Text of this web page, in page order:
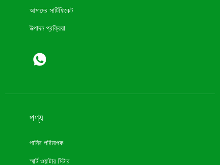
আমাদের সার্টিফিকেট
উত্পাদন প্রক্রিয়া
পণ্য
পানির পরিমাপক
স্মার্ট ওয়াটার মিটার